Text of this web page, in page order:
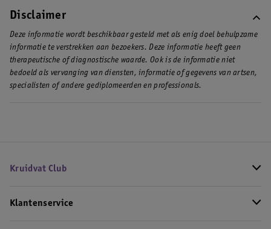
ontwikkeld voor deze gevoelige huid, zoals de Kruidvat Bikini
Ontharingscrème voor de Normale en Gevoelige Huid.
Disclaimer
Deze informatie wordt beschikbaar gesteld met als enig doel behulpzame
informatie te verstrekken aan bezoekers. Deze informatie heeft geen
therapeutische of diagnostische waarde. Ook is de informatie niet
bedoeld als vervanging van diensten, informatie of gegevens van artsen,
specialisten of andere gediplomeerden en professionals.
Kruidvat Club
Klantenservice